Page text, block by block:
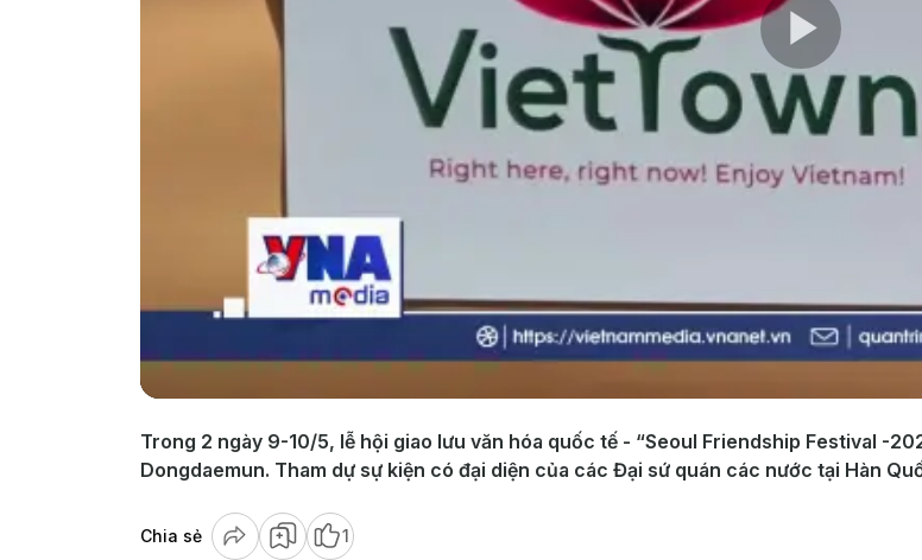
Play
Video
Trong 2 ngày 9-10/5, lễ hội giao lưu văn hóa quốc tế - “Seoul Friendship Festival -
Dongdaemun. Tham dự sự kiện có đại diện của các Đại sứ quán các nước tại Hàn
Chia sẻ 1